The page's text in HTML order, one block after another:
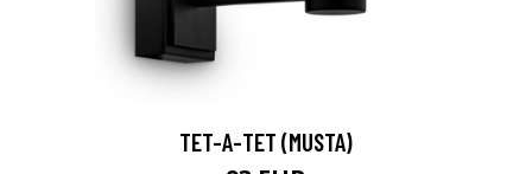
TET-A-TET (MUSTA)